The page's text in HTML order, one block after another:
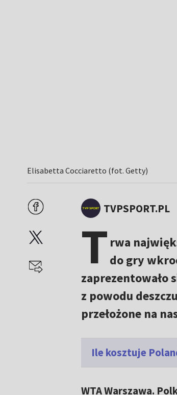
Elisabetta Cocciaretto (fot. Getty)
TVPSPORT.PL
T rwa
do gry
zaprezentowało
z powodu
przełożone na
Ile kosztuje
WTA Warszawa.